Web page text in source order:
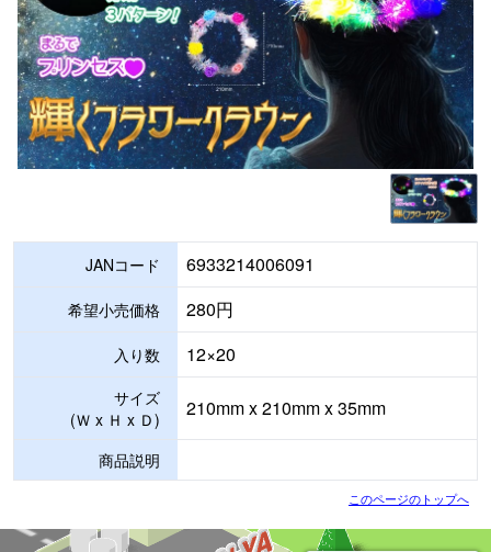
JANコード 6933214006091
希望小売価格 280円
入り数 12×20
サイズ
(Ｗ x Ｈ x Ｄ)
210mm x 210mm x 35mm
商品説明
このページのトップへ